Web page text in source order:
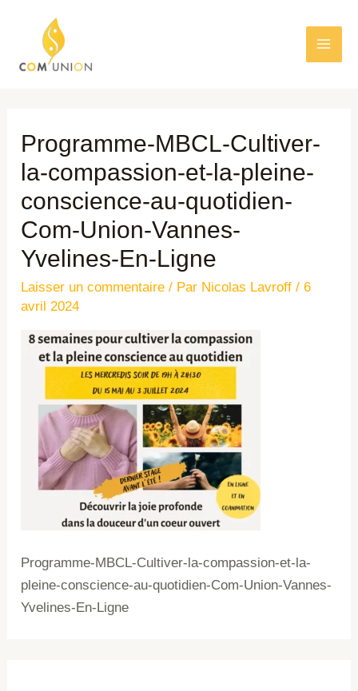
Programme-MBCL-Cultiver-
la-compassion-et-la-pleine-
conscience-au-quotidien-
Com-Union-Vannes-
Yvelines-En-Ligne
Laisser un commentaire / Par Nicolas Lavroff/6
avril 2024
Programme-MBCL-Cultiver-la-compassion-et-la-
pleine-conscience-au-quotidien-Com-Union-Vannes-
Yvelines-En-Ligne